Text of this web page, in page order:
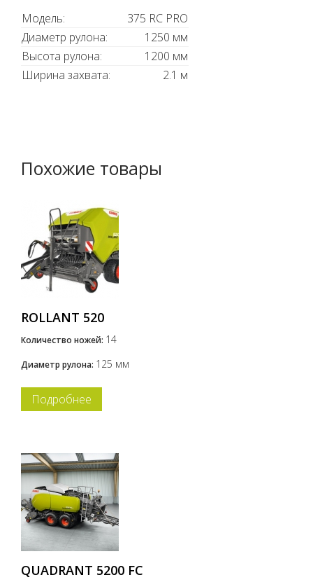
Модель:
375 RC PRO
Диаметр рулона:
1250 мм
Высота рулона:
1200 мм
Ширина захвата:
2.1 м
Похожие товары
ROLLANT 520
Количество ножей: 14
Диаметр рулона: 125 мм
Подробнее
QUADRANT 5200 FC